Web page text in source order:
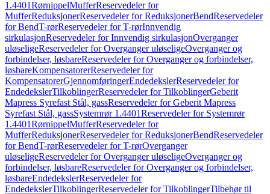
1.4401RørnippelMufferReservedeler for
MufferReduksjonerReservedeler for ReduksjonerBendReservedeler
for BendT-rørReservedeler for T-rørInnvendig
sirkulasjonReservedeler for Innvendig sirkulasjonOverganger
uløseligeReservedeler for Overganger uløseligeOverganger og
forbindelser, løsbareReservedeler for Overganger og forbindelser,
løsbareKompensatorerReservedeler for
KompensatorerGjennomføringerEndedekslerReservedeler for
EndedekslerTilkoblingerReservedeler for TilkoblingerGeberit
Mapress Syrefast Stål, gassReservedeler for Geberit Mapress
Syrefast Stål, gassSystemrør 1.4401Reservedeler for Systemrør
1.4401RørnippelMufferReservedeler for
MufferReduksjonerReservedeler for ReduksjonerBendReservedeler
for BendT-rørReservedeler for T-rørOverganger
uløseligeReservedeler for Overganger uløseligeOverganger og
forbindelser, løsbareReservedeler for Overganger og forbindelser,
løsbareEndedekslerReservedeler for
EndedekslerTilkoblingerReservedeler for TilkoblingerTilbehør til